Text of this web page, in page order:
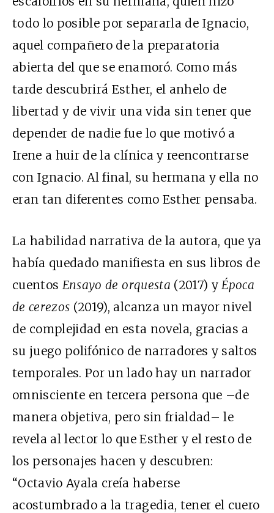
todo lo posible por separarla de Ignacio,
aquel compañero de la preparatoria
abierta del que se enamoró. Como más
tarde descubrirá Esther, el anhelo de
libertad y de vivir una vida sin tener que
depender de nadie fue lo que motivó a
Irene a huir de la clínica y reencontrarse
con Ignacio. Al final, su hermana y ella no
eran tan diferentes como Esther pensaba.
La habilidad narrativa de la autora, que ya
había quedado manifiesta en sus libros de
cuentos Ensayo de orquesta (2017) yÉpoca
de cerezos (2019), alcanza un mayor nivel
de complejidad en esta novela, gracias a
su juego polifónico de narradores y saltos
temporales. Por un lado hay un narrador
omnisciente en tercera persona que –de
manera objetiva, pero sin frialdad– le
revela al lector lo que Esther y el resto de
los personajes hacen y descubren:
“Octavio Ayala creía haberse
acostumbrado a la tragedia, tener el cuero